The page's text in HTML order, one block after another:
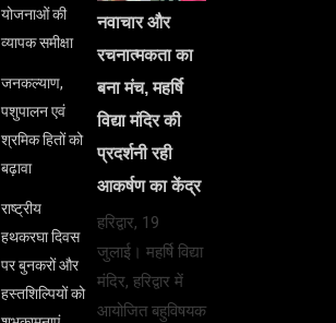
योजनाओं की
व्यापक समीक्षा
जनकल्याण,
पशुपालन एवं
श्रमिक हितों को
बढ़ावा
राष्ट्रीय
हथकरघा दिवस
पर बुनकरों और
हस्तशिल्पियों को
नवाचार और
रचनात्मकता का
बना मंच, महर्षि
विद्या मंदिर की
प्रदर्शनी रही
आकर्षण का केंद्र
हरिद्वार, 19
जुलाई। महर्षि विद्या
मंदिर, हरिद्वार में
आयोजित बहुविषयक